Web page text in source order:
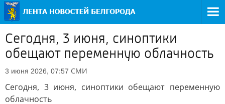
Сегодня, 3 июня, синоптики
обещают переменную облачность
3 июня 2026, 07:57 СМИ
Сегодня, 3 июня, синоптики обещают переменную
облачность